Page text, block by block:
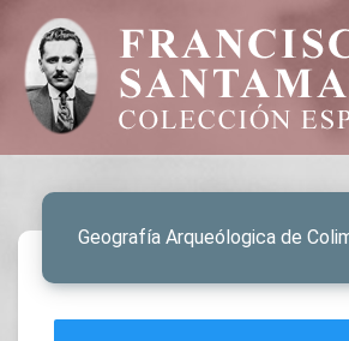
Geografía Arqueólogica de